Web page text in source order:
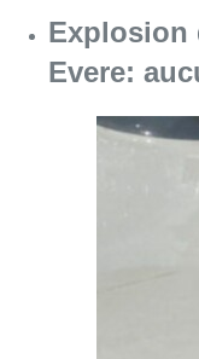
Explosion
Evere: